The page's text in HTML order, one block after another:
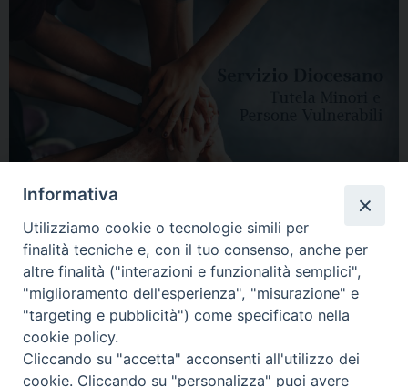
HOME DIOCESI VESCOVO CURIA VESCOVILE NEWS
APPUNTAMENTI CONTATTI SERVIZIO ANTENATI
Informativa
Utilizziamo cookie o tecnologie simili per
finalità tecniche e, con il tuo consenso, anche per
altre finalità ("interazioni e funzionalità semplici",
"miglioramento dell'esperienza", "misurazione" e
"targeting e pubblicità") come specificato nella
cookie policy.
Cliccando su "accetta" acconsenti all'utilizzo dei
cookie. Cliccando su "personalizza" puoi avere